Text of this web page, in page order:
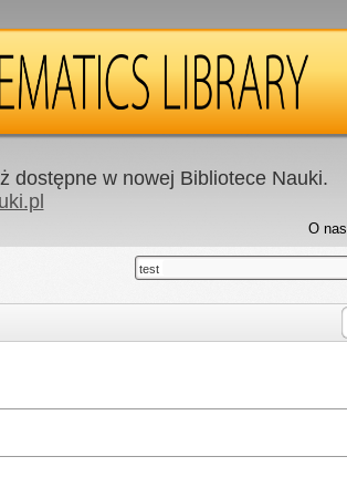
dostępne w nowej Bibliotece Nauki.
O nas
test